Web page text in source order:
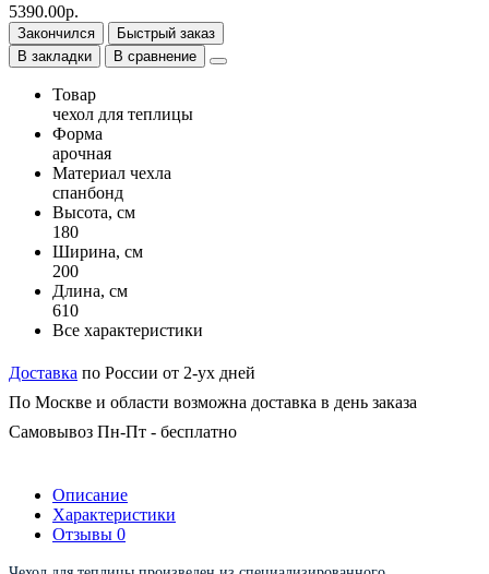
5390.00р.
Закончился
Быстрый заказ
В закладки
В сравнение
Товар
чехол для теплицы
Форма
арочная
Материал чехла
спанбонд
Высота, см
180
Ширина, см
200
Длина, см
610
Все характеристики
Доставка по России от 2-ух дней
По Москве и области возможна доставка в день заказа
Самовывоз Пн-Пт - бесплатно
Описание
Характеристики
Отзывы 0